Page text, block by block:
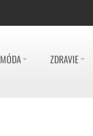
MÓDA ZDRAVIE